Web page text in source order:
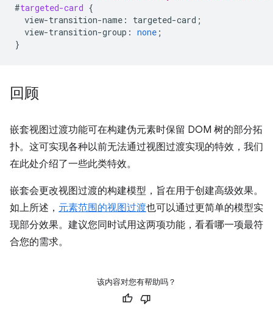
#targeted-card {
view-transition-name : targeted-card ;
view-transition-group : none ;
}
回顾
嵌套视图过渡功能可在构建伪元素时保留 DOM 树的部分拓
扑。这可实现各种以前无法通过视图过渡实现的特效，我们
在此处介绍了一些此类特效。
嵌套会更改视图过渡的构建模型，旨在用于创建高级效果。
如上所述， 元素范围的视图过渡也可以通过更简单的模型实
现部分效果。建议您同时试用这两项功能，看看哪一项最符
合您的需求。
该内容对您有帮助吗？